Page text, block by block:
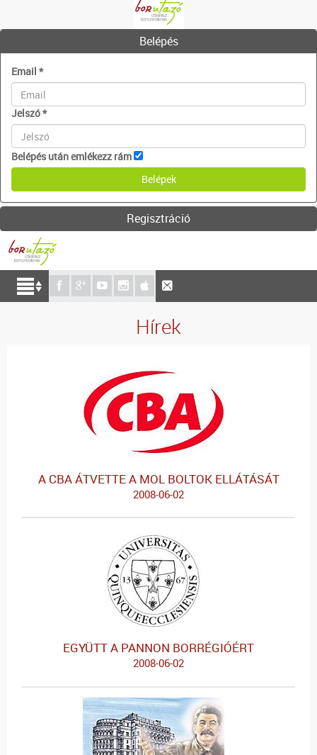
Belépés
Email *
Jelszó*
Belépés után emlékezz rám
Regisztráció
Hírek
A CBA ÁTVETTE A MOL BOLTOK ELLÁTÁSÁT
2008-06-02
EGYÜTT A PANNON BORRÉGIÓÉRT
2008-06-02